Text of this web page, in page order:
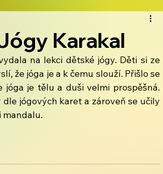
Karakal
na lekci dětské jógy. Děti si ze
že jóga je a k čemu slouží. Přišlo se
je tělu a duši velmi prospěšná.
jógových karet a zároveň se učily
mandalu.